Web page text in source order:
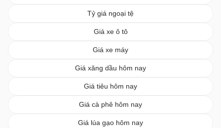
Tỷ giá ngoại tệ
Giá xe ô tô
Giá xe máy
Giá xăng dầu hôm nay
Giá tiêu hôm nay
Giá cà phê hôm nay
Giá lúa gạo hôm nay